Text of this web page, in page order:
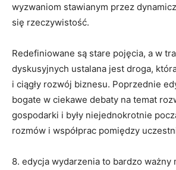
wyzwaniom stawianym przez
się rzeczywistość.
Redefiniowane są stare pojęcia, a w
dyskusyjnych ustalana jest droga,
i ciągły rozwój biznesu. Poprzednie
bogate w ciekawe debaty na temat
gospodarki i były niejednokrotnie
rozmów i współprac pomiędzy
8. edycja wydarzenia to bardzo ważny